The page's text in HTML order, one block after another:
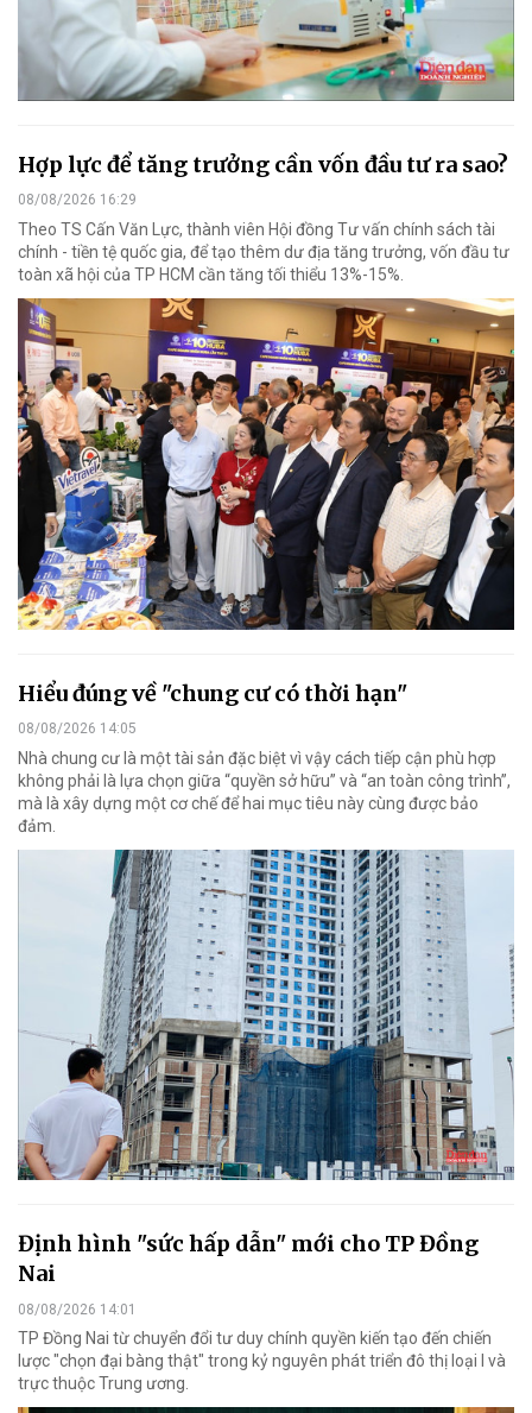
Hợp lực để tăng trưởng cần vốn đầu tư ra sao?
08/08/2026 16:29
Theo TS Cấn Văn Lực, thành viên Hội đồng Tư vấn chính sách tài
chính - tiền tệ quốc gia, để tạo thêm dư địa tăng trưởng, vốn đầu tư
toàn xã hội của TP HCM cần tăng tối thiểu 13%-15%.
Hiểu đúng về "chung cư có thời hạn"
08/08/2026 14:05
Nhà chung cư là một tài sản đặc biệt vì vậy cách tiếp cận phù hợp
không phải là lựa chọn giữa “quyền sở hữu” và “an toàn công trình”,
mà là xây dựng một cơ chế để hai mục tiêu này cùng được bảo
đảm.
Định hình "sức hấp dẫn" mới cho TP Đồng
Nai
08/08/2026 14:01
TP Đồng Nai từ chuyển đổi tư duy chính quyền kiến tạo đến chiến
lược "chọn đại bàng thật" trong kỷ nguyên phát triển đô thị loại I và
trực thuộc Trung ương.